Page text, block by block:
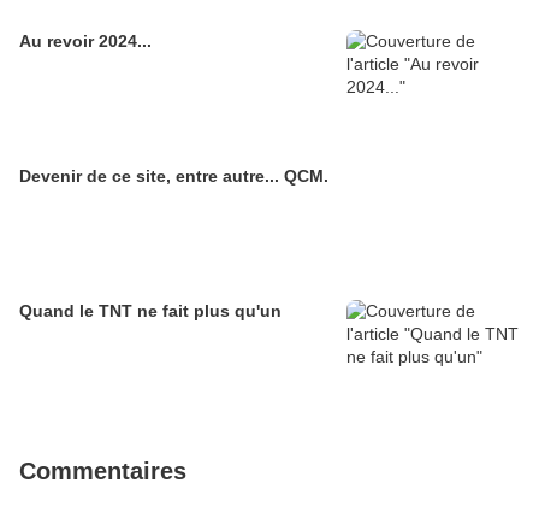
Au revoir 2024...
Devenir de ce site, entre autre... QCM.
Quand le TNT ne fait plus qu'un
Commentaires